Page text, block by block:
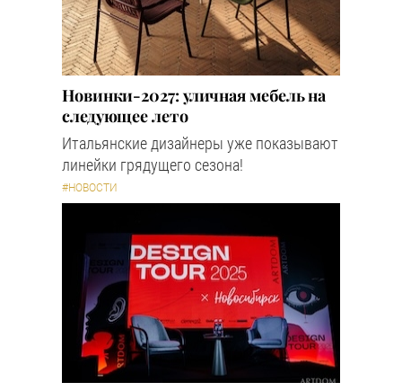
Новинки-2027: уличная мебель на
следующее лето
Итальянские дизайнеры уже показывают
линейки грядущего сезона!
#НОВОСТИ